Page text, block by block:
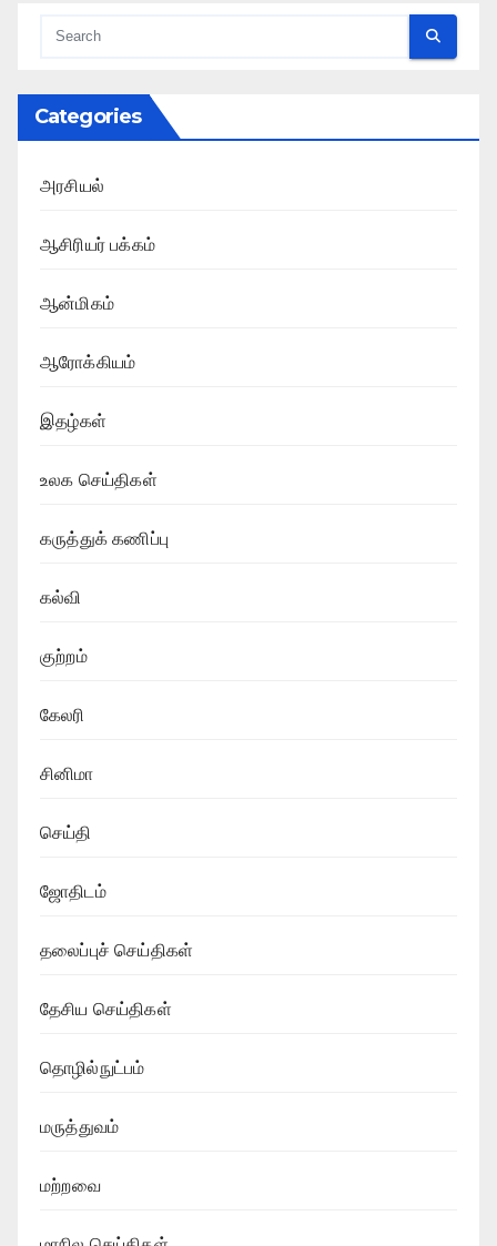
Categories
அரசியல்
ஆசிரியர் பக்கம்
ஆன்மிகம்
ஆரோக்கியம்
இதழ்கள்
உலக செய்திகள்
கருத்துக் கணிப்பு
கல்வி
குற்றம்
கேலரி
சினிமா
செய்தி
ஜோதிடம்
தலைப்புச் செய்திகள்
தேசிய செய்திகள்
தொழில்நுட்பம்
மருத்துவம்
மற்றவை